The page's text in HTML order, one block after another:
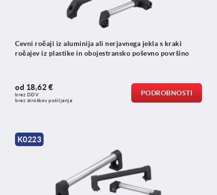
Cevni ročaji iz aluminija ali nerjavnega jekla s kraki
ročajev iz plastike in obojestransko poševno površino
od 18,62 €
brez DDV
brez stroškov pošiljanja
PODROBNOSTI
K0223